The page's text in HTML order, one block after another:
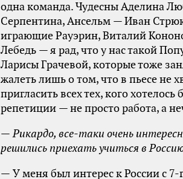
одна команда. Чудесны Аделина
Серпентина, Ансельм — Иван
играющие Рауэрин, Виталий
Лебедь — я рад, что у нас такой
Ларисы Грачевой, которые тоже
жалеть лишь о том, что в пьесе не
пригласить всех тех, кого
репетиции — не просто работа, а
— Рикардо, все-таки очень
решились приехать учиться в
— У меня был интерес к России с